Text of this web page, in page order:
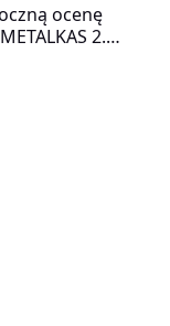
ocenę
2.
dla
z regionu –